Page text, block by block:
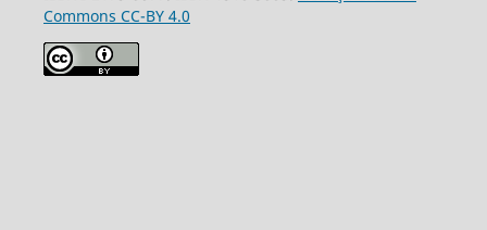
Commons CC-BY 4.0